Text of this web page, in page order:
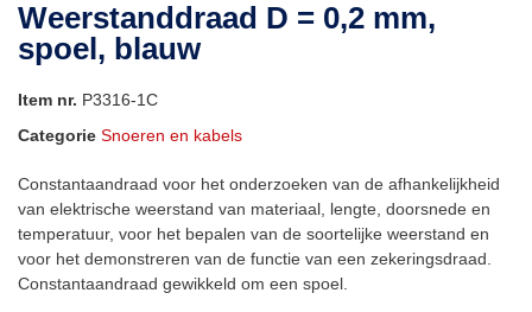
Weerstanddraad D = 0,2 mm,
spoel, blauw
Item nr. P3316-1C
Categorie Snoeren en kabels
Constantaandraad voor het onderzoeken van de afhankelijkheid
van elektrische weerstand van materiaal, lengte, doorsnede en
temperatuur, voor het bepalen van de soortelijke weerstand en
voor het demonstreren van de functie van een zekeringsdraad.
Constantaandraad gewikkeld om een spoel.